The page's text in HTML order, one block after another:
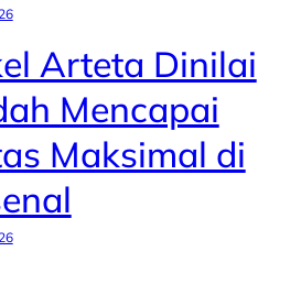
Arteta Dinilai
Mencapai
Maksimal di